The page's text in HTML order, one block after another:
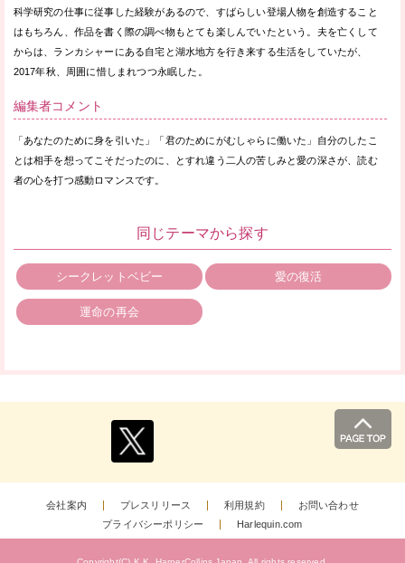
科学研究の仕事に従事した経験があるので、すばらしい登場人物を創造すること
はもちろん、作品を書く際の調べ物もとても楽しんでいたという。夫を亡くして
からは、ランカシャーにある自宅と湖水地方を行き来する生活をしていたが、
2017年秋、周囲に惜しまれつつ永眠した。
編集者コメント
「あなたのために身を引いた」「君のためにがむしゃらに働いた」自分のしたこ
とは相手を想ってこそだったのに、とすれ違う二人の苦しみと愛の深さが、読む
者の心を打つ感動ロマンスです。
同じテーマから探す
シークレットベビー 愛の復活
運命の再会
会社案内 プレスリリース 利用規約
お問い合わせ
プライバシーポリシー
Harlequin.com